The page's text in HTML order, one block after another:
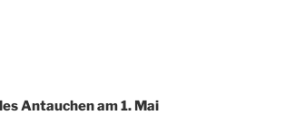
Antauchen am 1. Mai